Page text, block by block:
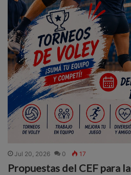
Jul 20, 2026 0 17
Propuestas del CEF para